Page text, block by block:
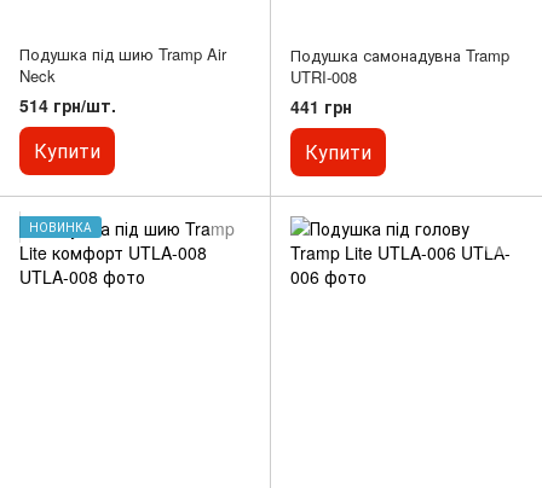
Подушка під шию Tramp Air
Neck
514 грн/шт.
Купити
Подушка самонадувна Tramp
UTRI-008
441 грн
Купити
НОВИНКА